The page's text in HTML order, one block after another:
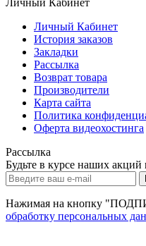
Личный Кабинет
Личный Кабинет
История заказов
Закладки
Рассылка
Возврат товара
Производители
Карта сайта
Политика
Оферта видеохостинга
Рассылка
Будьте в курсе наших акций
Нажимая на кнопку
обработку персональных